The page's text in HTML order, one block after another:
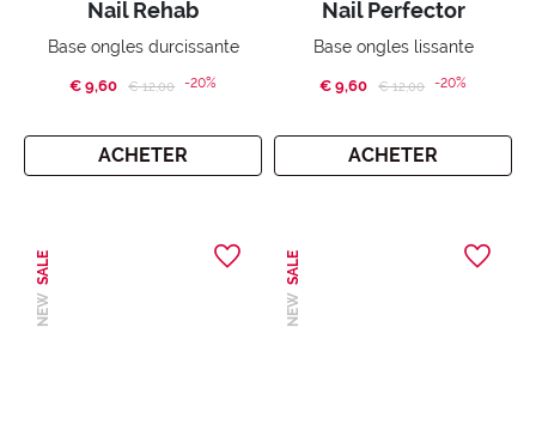
Nail Rehab
Base ongles durcissante
€ 9,60 Price reduced from
€ 12,00to-20%
ACHETER
Nail Perfector
Base ongles lissante
€ 9,60 Price reduced from
€ 12,00to-20%
ACHETER
NEW
SALE
NEW
SALE